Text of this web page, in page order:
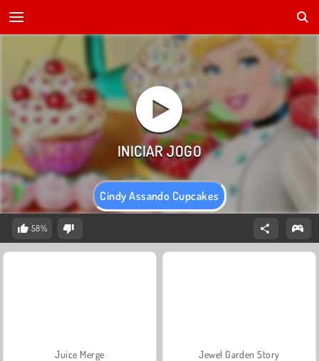
Cindy Assando Cupcakes
58%
Juice Merge Jewel Garden Story